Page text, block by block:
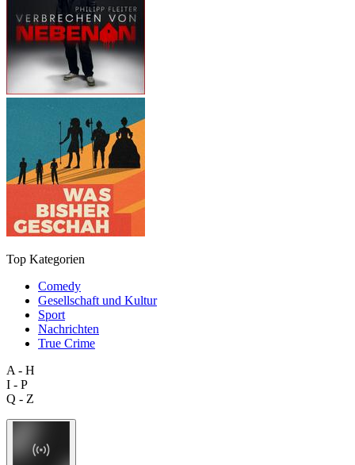
Top Kategorien
Comedy
Gesellschaft und Kultur
Sport
Nachrichten
True Crime
A - H
I - P
Q - Z